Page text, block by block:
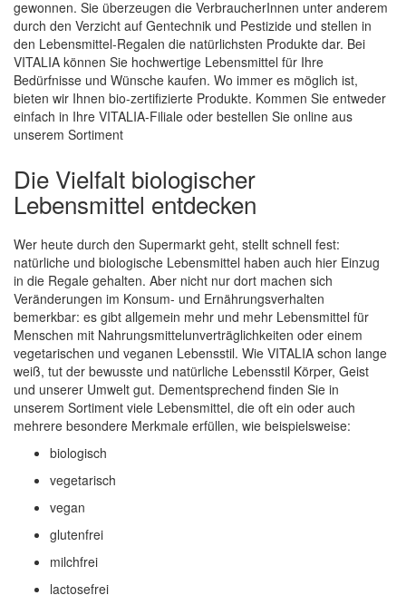
gewonnen. Sie überzeugen die VerbraucherInnen unter anderem
durch den Verzicht auf Gentechnik und Pestizide und stellen in
den Lebensmittel-Regalen die natürlichsten Produkte dar. Bei
VITALIA können Sie hochwertige Lebensmittel für Ihre
Bedürfnisse und Wünsche kaufen. Wo immer es möglich ist,
bieten wir Ihnen bio-zertifizierte Produkte. Kommen Sie entweder
einfach in Ihre VITALIA-Filiale oder bestellen Sie online aus
unserem Sortiment
Die Vielfalt biologischer
Lebensmittel entdecken
Wer heute durch den Supermarkt geht, stellt schnell fest:
natürliche und biologische Lebensmittel haben auch hier Einzug
in die Regale gehalten. Aber nicht nur dort machen sich
Veränderungen im Konsum- und Ernährungsverhalten
bemerkbar: es gibt allgemein mehr und mehr Lebensmittel für
Menschen mit Nahrungsmittelunverträglichkeiten oder einem
vegetarischen und veganen Lebensstil. Wie VITALIA schon lange
weiß, tut der bewusste und natürliche Lebensstil Körper, Geist
und unserer Umwelt gut. Dementsprechend finden Sie in
unserem Sortiment viele Lebensmittel, die oft ein oder auch
mehrere besondere Merkmale erfüllen, wie beispielsweise:
biologisch
vegetarisch
vegan
glutenfrei
milchfrei
lactosefrei